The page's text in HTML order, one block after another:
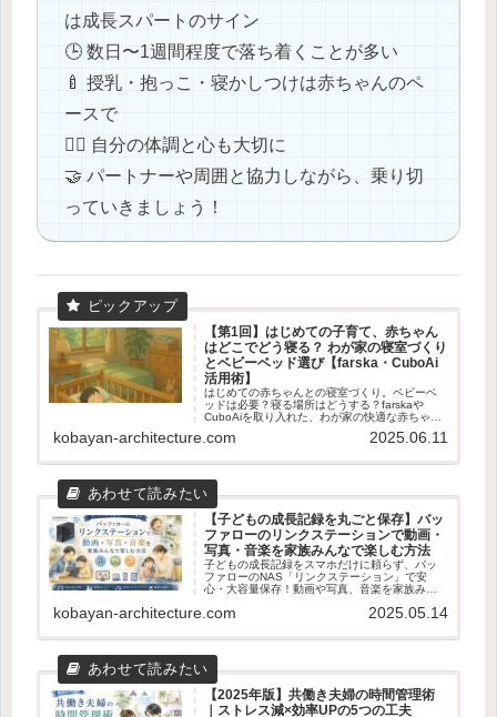
は成長スパートのサイン
🕒 数日〜1週間程度で落ち着くことが多い
🍼 授乳・抱っこ・寝かしつけは赤ちゃんのペ
ースで
🧘‍♀️ 自分の体調と心も大切に
🤝 パートナーや周囲と協力しながら、乗り切
っていきましょう！
【第1回】はじめての子育て、赤ちゃん
はどこでどう寝る？ わが家の寝室づくり
とベビーベッド選び【farska・CuboAi
活用術】
はじめての赤ちゃんとの寝室づくり。ベビーベ
ッドは必要？寝る場所はどうする？farskaや
CuboAiを取り入れた、わが家の快適な赤ちゃん
kobayan-architecture.com 2025.06.11
【子どもの成長記録を丸ごと保存】バッ
ファローのリンクステーションで動画・
写真・音楽を家族みんなで楽しむ方法
子どもの成長記録をスマホだけに頼らず、バッ
ファローのNAS「リンクステーション」で安
心・大容量保存！動画や写真、音楽を家族みん
トをわかりやすく解説します。
kobayan-architecture.com 2025.05.14
【2025年版】共働き夫婦の時間管理術
｜ストレス減×効率UPの5つの工夫